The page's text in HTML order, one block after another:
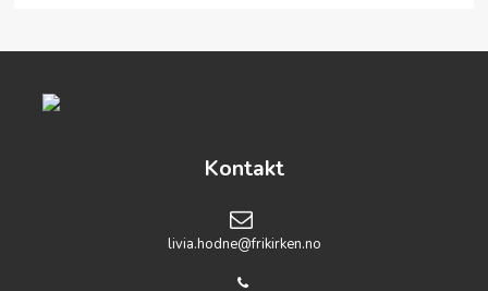
Kontakt
livia.hodne@frikirken.no